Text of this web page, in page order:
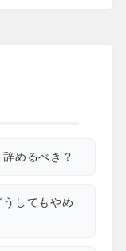
めるべき？
してもやめ